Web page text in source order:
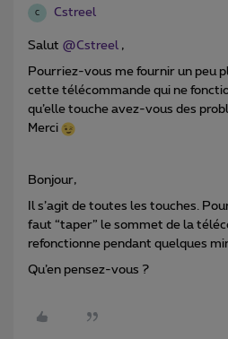
C Cstreel
Salut @Cstreel ,
Pourriez-vous me fournir un peu
cette télécommande qui ne
qu’elle touche avez-vous des
Merci
Bonjour,
Il s’agit de toutes les touches.
faut “taper” le sommet de la
refonctionne pendant quelques
Qu’en pensez-vous ?